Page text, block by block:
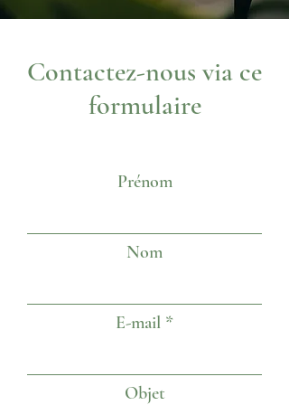
Contactez-nous via ce
formulaire
Prénom
Nom
E-mail
Objet